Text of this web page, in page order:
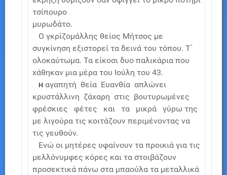
τσίπουρο
μυρωδάτο.
Ο γκρίζομάλλης θείος Μήτσος με
συγκίνηση εξιστορεί τα δεινά του τόπου. Τ΄
ολοκαύτωμα. Τα είκοσι δυο παλικάρια που
χάθηκαν μια μέρα του Ιούλη του 43.
Η αγαπητή θεία Ευανθία απλώνει
κρυστάλλινη ζάχαρη στις βουτυρωμένες
φρέσκιες φέτες και τα μικρά γύρω της
με λιγούρα τις κοιτάζουν περιμένοντας να
τις γευθούν.
Ενώ οι μητέρες υφαίνουν τα προικιά για τις
μελλόνυμφες κόρες και τα στοιβάζουν
προσεκτικά πάνω στα μπαούλα τα μεταλλικά